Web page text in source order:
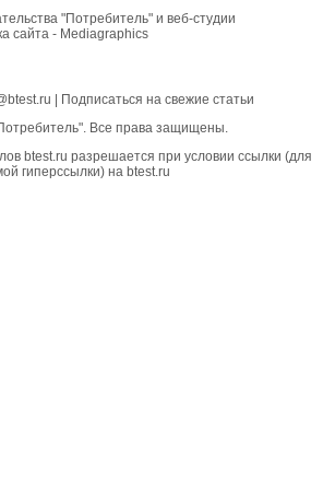
"Потребитель" и веб-студии
сайта - Mediagraphics
Подписаться на свежие статьи
Все права защищены.
btest.ru разрешается при условии ссылки (для
гиперссылки) на btest.ru